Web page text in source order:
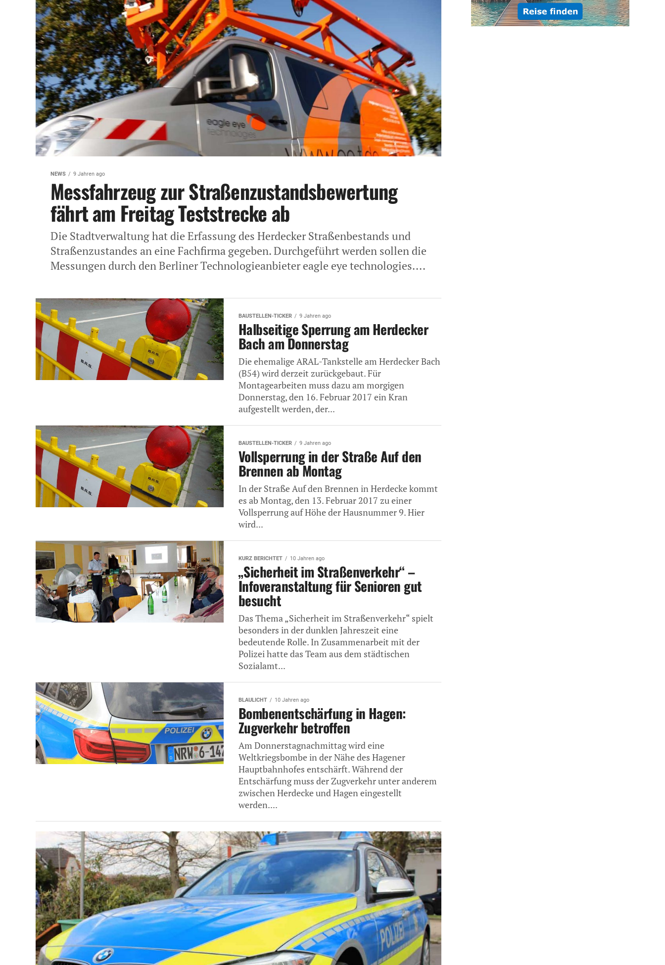
NEWS 9 Jahren ago
Messfahrzeug zur Straßenzustandsbewertung
fährt am Freitag Teststrecke ab
Die Stadtverwaltung hat die Erfassung des Herdecker Straßenbestands und
Straßenzustandes an eine Fachfirma gegeben. Durchgeführt werden sollen die
Messungen durch den Berliner Technologieanbieter eagle eye technologies....
BAUSTELLEN-TICKER 9 Jahren ago
Halbseitige Sperrung am Herdecker
Bach am Donnerstag
Die ehemalige ARAL-Tankstelle am Herdecker Bach
(B54) wird derzeit zurückgebaut. Für
Montagearbeiten muss dazu am morgigen
Donnerstag, den 16. Februar 2017 ein Kran
aufgestellt werden, der...
BAUSTELLEN-TICKER 9 Jahren ago
Vollsperrung in der Straße Auf den
Brennen ab Montag
In der Straße Auf den Brennen in Herdecke kommt
es ab Montag, den 13. Februar 2017 zu einer
Vollsperrung auf Höhe der Hausnummer 9. Hier
wird...
KURZ BERICHTET 10 Jahren ago
„Sicherheit im Straßenverkehr“ –
Infoveranstaltung für Senioren gut
besucht
Das Thema „Sicherheit im Straßenverkehr“ spielt
besonders in der dunklen Jahreszeit eine
bedeutende Rolle. In Zusammenarbeit mit der
Polizei hatte das Team aus dem städtischen
Sozialamt...
BLAULICHT 10 Jahren ago
Bombenentschärfung in Hagen:
Zugverkehr betroffen
Am Donnerstagnachmittag wird eine
Weltkriegsbombe in der Nähe des Hagener
Hauptbahnhofes entschärft. Während der
Entschärfung muss der Zugverkehr unter anderem
zwischen Herdecke und Hagen eingestellt
werden....